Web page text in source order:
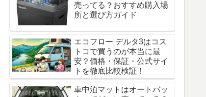
売ってる？おすすめ購入場
所と選び方ガイド
エコフロー デルタ3はコス
トコで買うのが本当に最
安？価格・保証・公式サイ
トを徹底比較検証！
車中泊マットはオートバッ